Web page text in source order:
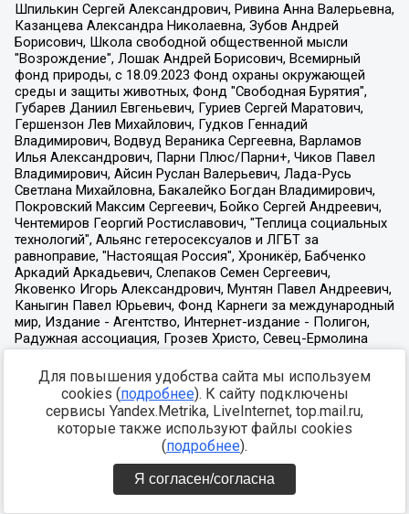
Для повышения удобства сайта мы используем
cookies (подробнее). К сайту подключены
сервисы Yandex.Metrika, LiveInternet, top.mail.ru,
которые также используют файлы cookies
(подробнее).
Я согласен/согласна